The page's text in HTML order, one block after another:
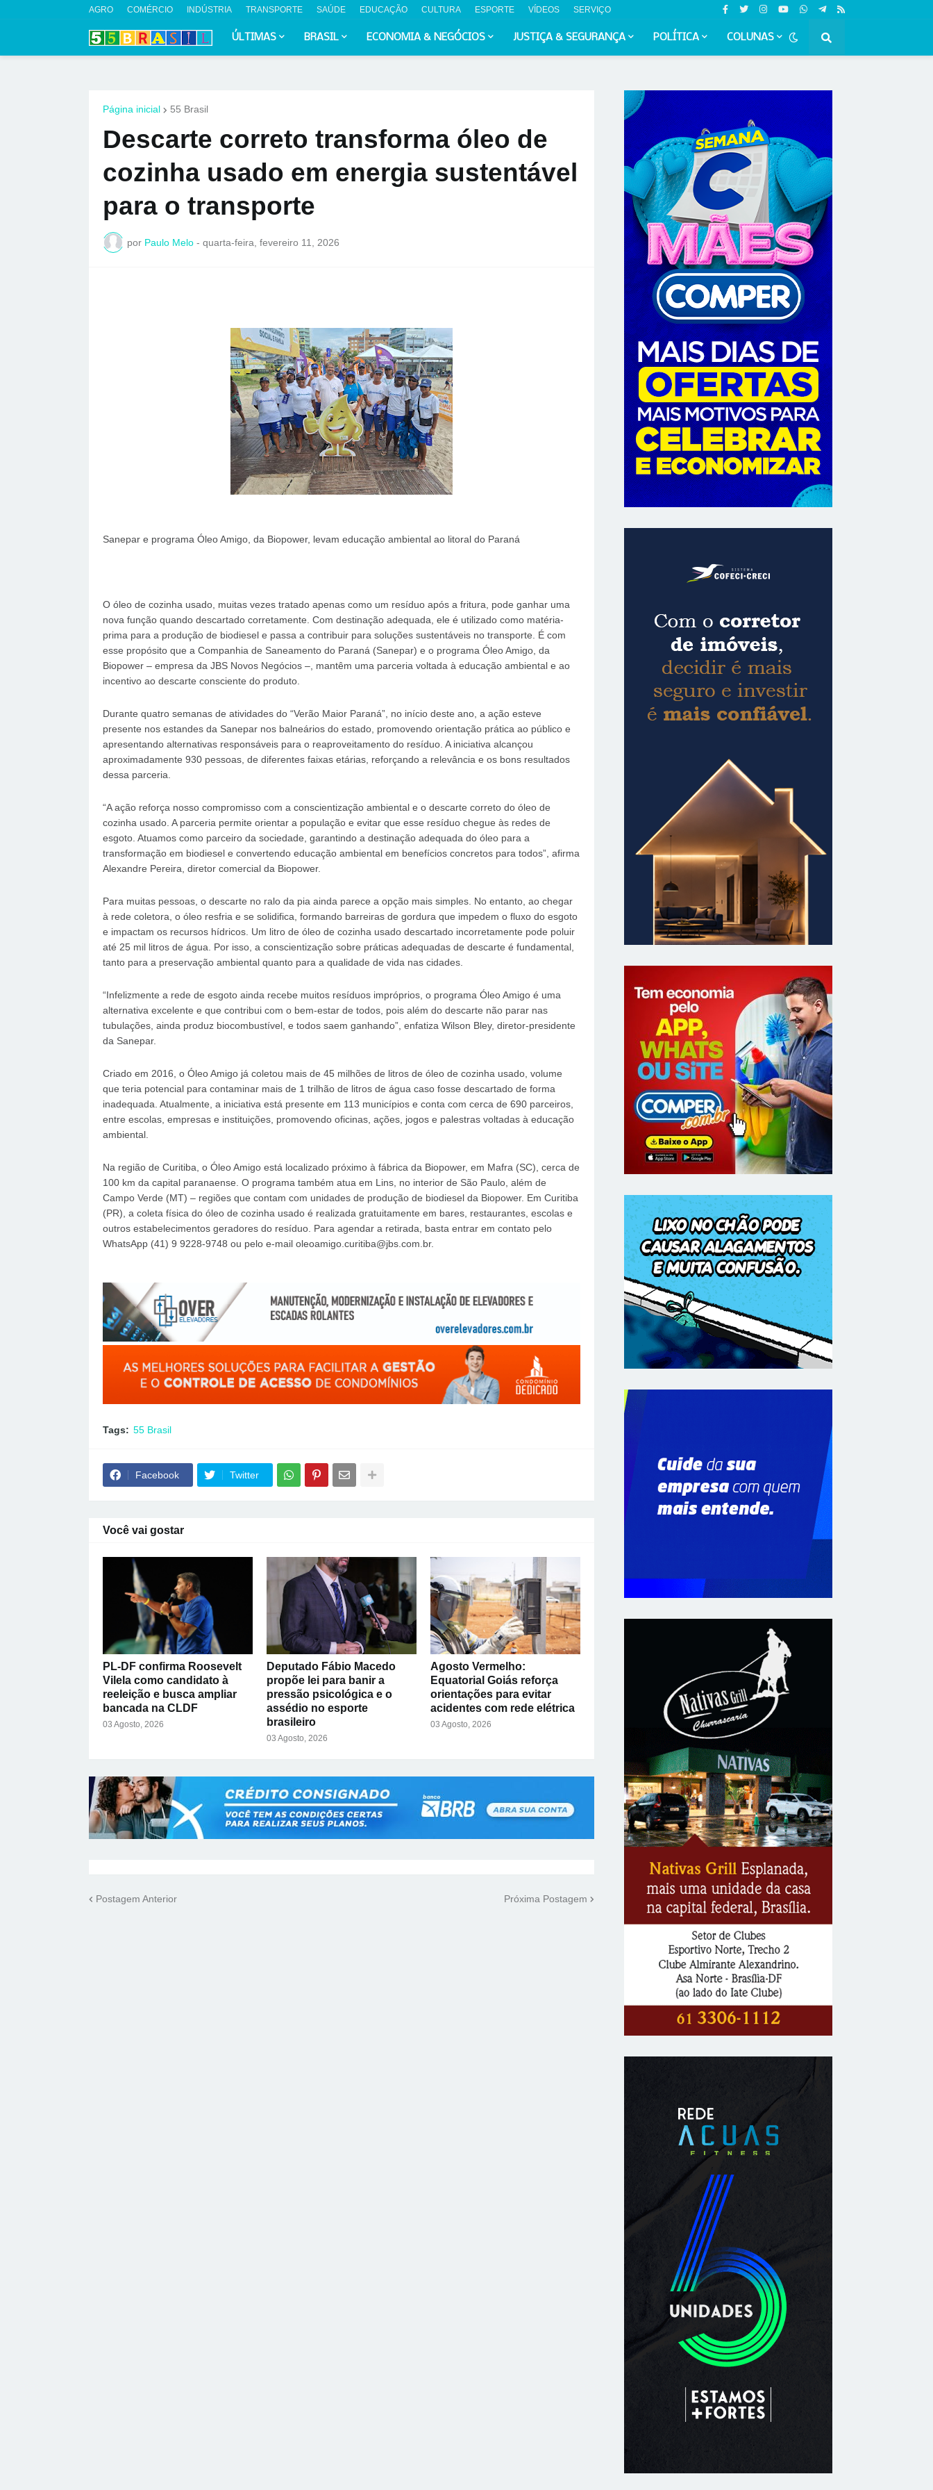
AGRO COMÉRCIO INDÚSTRIA TRANSPORTE SAÚDE EDUCAÇÃO CULTURA ESPORTE VÍDEOS SERVIÇO
ÚLTIMAS BRASIL ECONOMIA & NEGÓCIOS JUSTIÇA & SEGURANÇA POLÍTICA COLUNAS
Página inicial 55 Brasil
Descarte correto transforma óleo de
cozinha usado em energia sustentável
para o transporte
por Paulo Melo - quarta-feira, fevereiro 11, 2026
Sanepar e programa Óleo Amigo, da Biopower, levam educação ambiental ao litoral do Paraná
O óleo de cozinha usado, muitas vezes tratado apenas como um resíduo após a fritura, pode ganhar uma
nova função quando descartado corretamente. Com destinação adequada, ele é utilizado como matéria-
prima para a produção de biodiesel e passa a contribuir para soluções sustentáveis no transporte. É com
esse propósito que a Companhia de Saneamento do Paraná (Sanepar) e o programa Óleo Amigo, da
Biopower – empresa da JBS Novos Negócios –, mantêm uma parceria voltada à educação ambiental e ao
incentivo ao descarte consciente do produto.
Durante quatro semanas de atividades do “Verão Maior Paraná”, no início deste ano, a ação esteve
presente nos estandes da Sanepar nos balneários do estado, promovendo orientação prática ao público e
apresentando alternativas responsáveis para o reaproveitamento do resíduo. A iniciativa alcançou
aproximadamente 930 pessoas, de diferentes faixas etárias, reforçando a relevância e os bons resultados
dessa parceria.
“A ação reforça nosso compromisso com a conscientização ambiental e o descarte correto do óleo de
cozinha usado. A parceria permite orientar a população e evitar que esse resíduo chegue às redes de
esgoto. Atuamos como parceiro da sociedade, garantindo a destinação adequada do óleo para a
transformação em biodiesel e convertendo educação ambiental em benefícios concretos para todos”, afirma
Alexandre Pereira, diretor comercial da Biopower.
Para muitas pessoas, o descarte no ralo da pia ainda parece a opção mais simples. No entanto, ao chegar
à rede coletora, o óleo resfria e se solidifica, formando barreiras de gordura que impedem o fluxo do esgoto
e impactam os recursos hídricos. Um litro de óleo de cozinha usado descartado incorretamente pode poluir
até 25 mil litros de água. Por isso, a conscientização sobre práticas adequadas de descarte é fundamental,
tanto para a preservação ambiental quanto para a qualidade de vida nas cidades.
“Infelizmente a rede de esgoto ainda recebe muitos resíduos impróprios, o programa Óleo Amigo é uma
alternativa excelente e que contribui com o bem-estar de todos, pois além do descarte não parar nas
tubulações, ainda produz biocombustível, e todos saem ganhando”, enfatiza Wilson Bley, diretor-presidente
da Sanepar.
Criado em 2016, o Óleo Amigo já coletou mais de 45 milhões de litros de óleo de cozinha usado, volume
que teria potencial para contaminar mais de 1 trilhão de litros de água caso fosse descartado de forma
inadequada. Atualmente, a iniciativa está presente em 113 municípios e conta com cerca de 690 parceiros,
entre escolas, empresas e instituições, promovendo oficinas, ações, jogos e palestras voltadas à educação
ambiental.
Na região de Curitiba, o Óleo Amigo está localizado próximo à fábrica da Biopower, em Mafra (SC), cerca de
100 km da capital paranaense. O programa também atua em Lins, no interior de São Paulo, além de
Campo Verde (MT) – regiões que contam com unidades de produção de biodiesel da Biopower. Em Curitiba
(PR), a coleta física do óleo de cozinha usado é realizada gratuitamente em bares, restaurantes, escolas e
outros estabelecimentos geradores do resíduo. Para agendar a retirada, basta entrar em contato pelo
WhatsApp (41) 9 9228-9748 ou pelo e-mail oleoamigo.curitiba@jbs.com.br.
Tags: 55 Brasil
Facebook Twitter
Você vai gostar
PL-DF confirma Roosevelt
Vilela como candidato à
reeleição e busca ampliar
bancada na CLDF
03 Agosto, 2026
Deputado Fábio Macedo
propõe lei para banir a
pressão psicológica e o
assédio no esporte
brasileiro
03 Agosto, 2026
Agosto Vermelho:
Equatorial Goiás reforça
orientações para evitar
acidentes com rede elétrica
03 Agosto, 2026
Postagem Anterior Próxima Postagem